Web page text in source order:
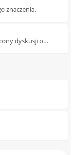
znaczenia.
dyskusji o